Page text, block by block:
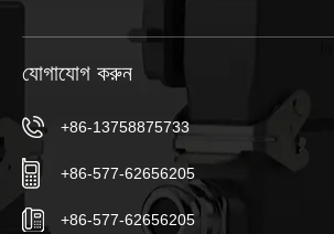
যোগাযোগ করুন
+86-13758875733
+86-577-62656205
+86-577-62656205